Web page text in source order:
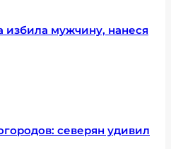
мужчину, нанеся
северян удивил